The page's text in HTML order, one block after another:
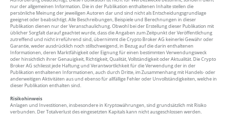
nur der allgemeinen Information. Die in der Publikation enthaltenen Inhalte stellen die
persönliche Meinung der jeweiligen Autoren dar und sind nicht als Entscheidungsgrundlage
geeignet oder beabsichtigt. Alle Beschreibungen, Beispiele und Berechnungen in dieser
Publikation dienen nur der Veranschaulichung. Obwohl bei der Erstellung dieser Publikation mit
üblicher Sorgfalt darauf geachtet wurde, dass die Angaben zum Zeitpunkt der Veröffentlichung
zutreffend und nicht irreführend sind, übernimmt die Crypto Broker AG keinerlei Gewähr oder
Garantie, weder ausdrücklich noch stillschweigend, in Bezug auf die darin enthaltenen
Informationen, deren Marktfähigkeit oder Eignung für einen bestimmten Verwendungsweck
oder hinsichtlich ihrer Genauigkeit, Richtigkeit, Qualität, Vollständigkeit oder Aktualität. Die Crypto
Broker AG schliesst jede Haftung und Verantwortlichkeit für die Verwendung der in der
Publikation enthaltenen Informationen, auch durch Dritte, im Zusammenhang mit Handels- oder
anderweitigen Aktivitäten aus und ebenso für allfällige Fehler oder Unvollständigkeiten, welche in
dieser Publikation enthalten sind.
Risikohinweis
Anlagen und Investitionen, insbesondere in Kryptowährungen, sind grundsätzlich mit Risiko
verbunden. Der Totalverlust des eingesetzten Kapitals kann nicht ausgeschlossen werden.